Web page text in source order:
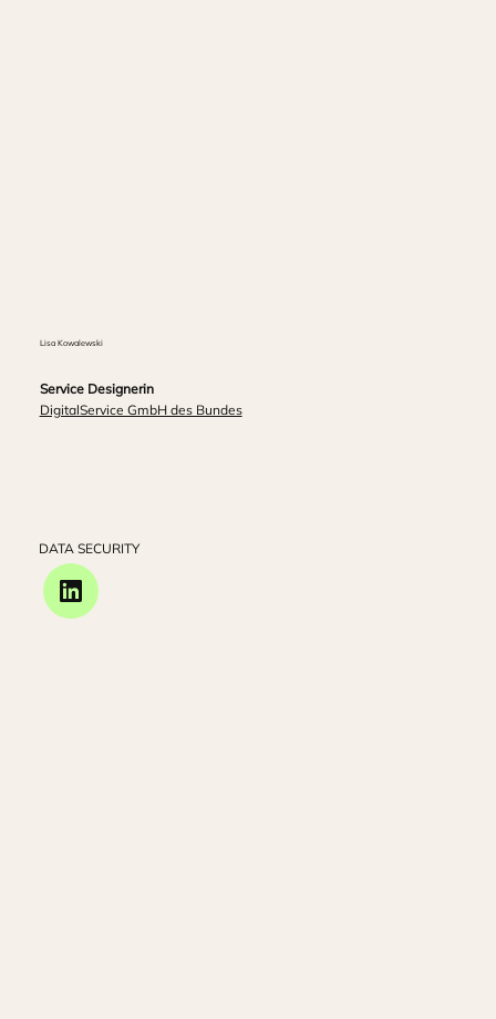
Lisa Kowalewski
Service Designerin
DigitalService GmbH des Bundes
DATA SECURITY